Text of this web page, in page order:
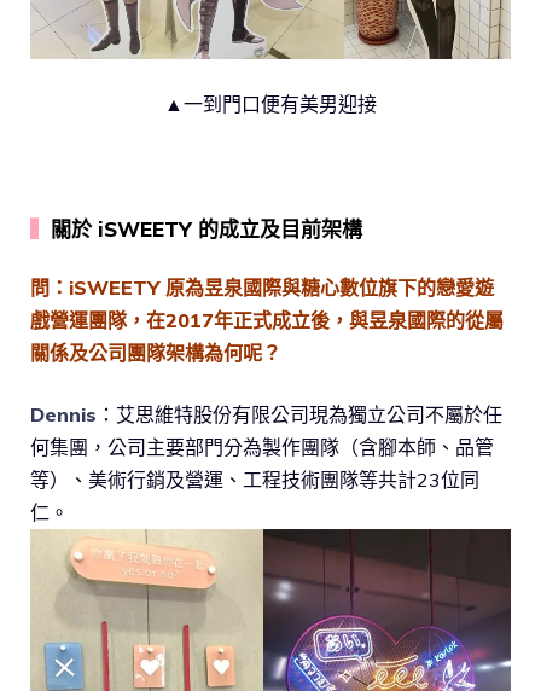
▲一到門口便有美男迎接
關於 iSWEETY 的成立及目前架構
問：iSWEETY 原為昱泉國際與糖心數位旗下的戀愛遊
戲營運團隊，在2017年正式成立後，與昱泉國際的從屬
關係及公司團隊架構為何呢？
Dennis ：艾思維特股份有限公司現為獨立公司不屬於任
何集團，公司主要部門分為製作團隊（含腳本師、品管
等）、美術行銷及營運、工程技術團隊等共計23位同
仁。